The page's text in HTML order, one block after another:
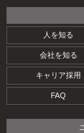
人を知る
会社を知る
キャリア採用
FAQ